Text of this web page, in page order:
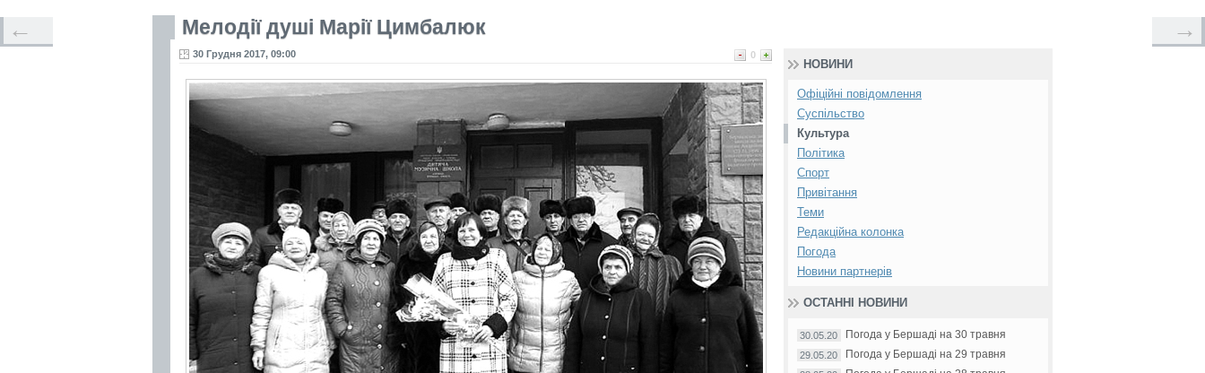
Мелодії душі Марії Цимбалюк
0
30 Грудня 2017, 09:00
← →
НОВИНИ
Офіційні повідомлення
Суспільство
Культура
Політика
Спорт
Привітання
Теми
Редакційна колонка
Погода
Новини партнерів
ОСТАННІ НОВИНИ
30.05.20 Погода у Бершаді на 30 травня
29.05.20 Погода у Бершаді на 29 травня